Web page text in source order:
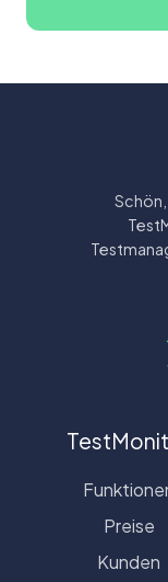
Schön,
Preise
Kunden